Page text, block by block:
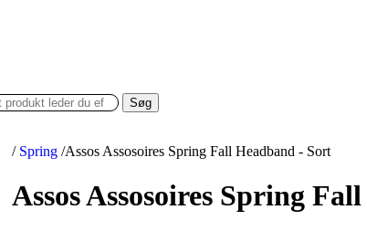
Søg
/ Spring /Assos Assosoires Spring Fall Headband - Sort
Assos Assosoires Spring